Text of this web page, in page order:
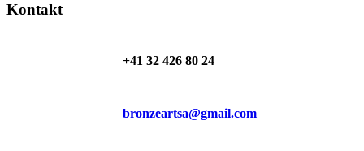
Kontakt
+41 32 426 80 24
bronzeartsa@gmail.com